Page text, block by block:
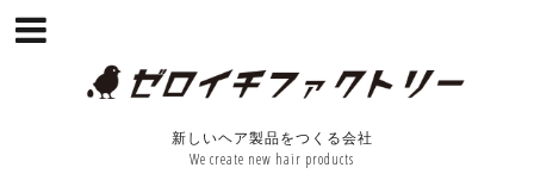
新しいヘア製品をつくる会社
We create new hair products